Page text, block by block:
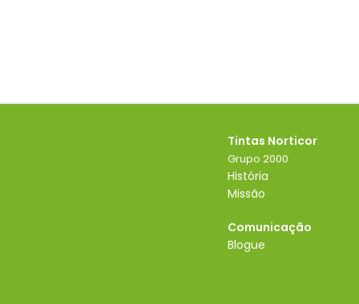
Tintas Norticor
Grupo 2000
História
Missão
Comunicação
Blogue